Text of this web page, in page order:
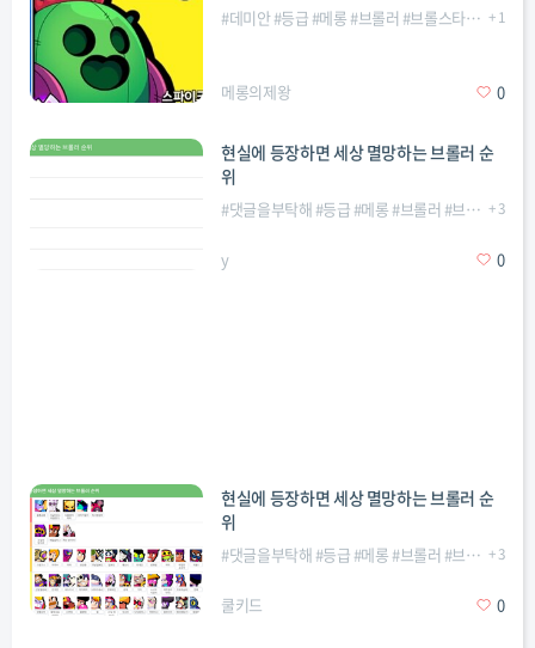
#데미안#등급#메롱#브롤러 #브롤스타즈 #티어표
+1
메롱의제왕 0
현실에 등장하면 세상 멸망하는 브롤러 순
위
#댓글을부탁해#등급#메롱#브롤러 #브롤스타즈 +3
y 0
현실에 등장하면 세상 멸망하는 브롤러 순
위
#댓글을부탁해#등급#메롱#브롤러 #브롤스타즈 +3
쿨키드 0